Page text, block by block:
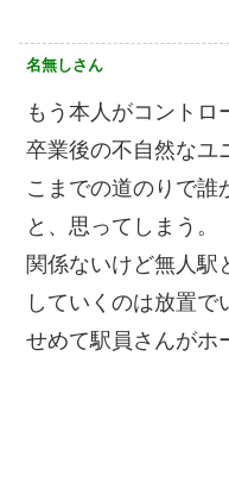
名無しさん
もう本人がコントロ
卒業後の不自然なユ
こまでの道のりで誰
と、思ってしまう。
関係ないけど無人駅
していくのは放置で
せめて駅員さんがホ